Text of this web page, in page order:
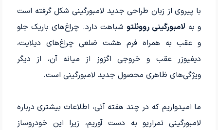
با پیروی از زبان طراحی جدید لامبورگینی شکل گرفته است
و به لامبورگینی رووئلتوشباهت دارد. چراغ‌های باریک جلو
و عقب به همراه فرم هشت ضلعی چراغ‌های دیلایت،
دیفیوزر عقب و خروجی اگزوز از میانه آن، از دیگر
ویژگی‌های ظاهری محصول جدید لامبورگینی است.
ما امیدواریم که در چند هفته آتی، اطلاعات بیشتری درباره
لامبورگینی تمراریو به دست آوریم، زیرا این خودروساز